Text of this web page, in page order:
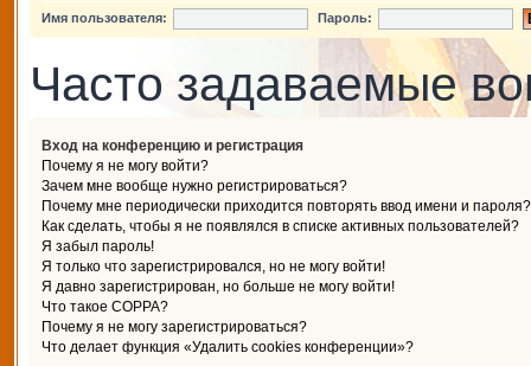
Имя пользователя: Пароль:
Часто задаваемые
Вход на конференцию и регистрация
Почему я не могу войти?
Зачем мне вообще нужно регистрироваться?
Почему мне периодически приходится повторять ввод имени и пароля?
Как сделать, чтобы я не появлялся в списке активных пользователей?
Я забыл пароль!
Я только что зарегистрировался, но не могу войти!
Я давно зарегистрирован, но больше не могу войти!
Что такое COPPA?
Почему я не могу зарегистрироваться?
Что делает функция «Удалить cookies конференции»?